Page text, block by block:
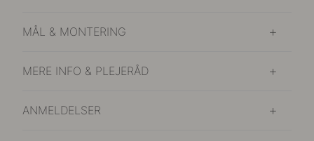
MÅL & MONTERING
MERE INFO & PLEJERÅD
ANMELDELSER